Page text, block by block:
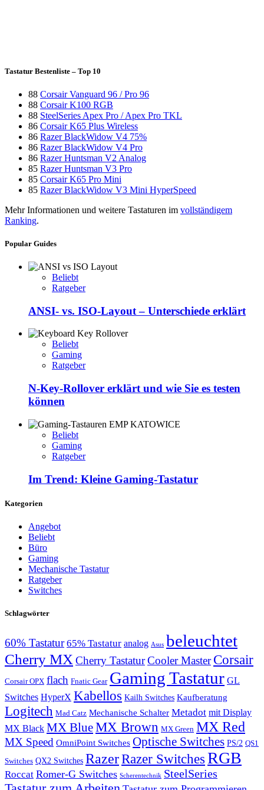
Tastatur Bestenliste – Top 10
88 Corsair Vanguard 96 / Pro 96
88 Corsair K100 RGB
88 SteelSeries Apex Pro / Apex Pro TKL
86 Corsair K65 Plus Wireless
86 Razer BlackWidow V4 75%
86 Razer BlackWidow V4 Pro
86 Razer Huntsman V2 Analog
85 Razer Huntsman V3 Pro
85 Corsair K65 Pro Mini
85 Razer BlackWidow V3 Mini HyperSpeed
Mehr Informationen und weitere Tastaturen im vollständigem
Ranking.
Popular Guides
Beliebt
Ratgeber
ANSI- vs. ISO-Layout – Unterschiede erklärt
Beliebt
Gaming
Ratgeber
N-Key-Rollover erklärt und wie Sie es testen
können
Beliebt
Gaming
Ratgeber
Im Trend: Kleine Gaming-Tastatur
Kategorien
Angebot
Beliebt
Büro
Gaming
Mechanische Tastatur
Ratgeber
Switches
Schlagwörter
60% Tastatur 65% Tastatur analog Asus beleuchtet
Cherry MXCherry TastaturCooler Master Corsair
Corsair OPX flach Fnatic Gear Gaming Tastatur GL
Switches HyperX Kabellos Kailh Switches Kaufberatung
Logitech Mad Catz Mechanische Schalter Metadot mit Display
MX Black MX BlueMX Brown MX Green MX Red
MX Speed OmniPoint Switches Optische Switches PS/2 QS1
Switches QX2 Switches RazerRazer SwitchesRGB
Roccat Romer-G Switches Scherentechnik SteelSeries